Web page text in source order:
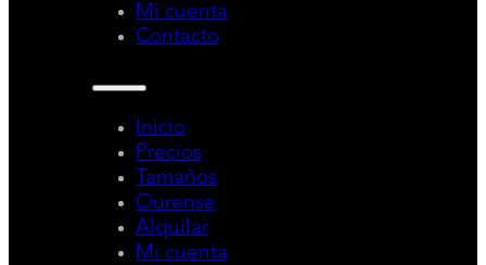
Mi cuenta
Contacto
Inicio
Precios
Tamaños
Ourense
Alquilar
Mi cuenta